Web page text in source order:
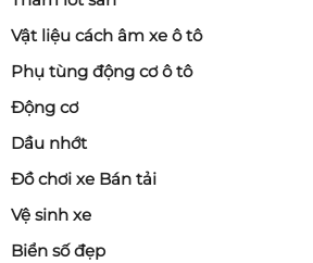
Vật liệu cách âm xe ô tô
Phụ tùng động cơ ô tô
Động cơ
Dầu nhớt
Đồ chơi xe Bán tải
Vệ sinh xe
Biển số đẹp